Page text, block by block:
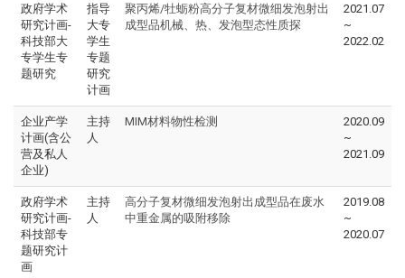
政府学术
研究计画-
科技部大
专学生专
题研究
指导
大专
学生
专题
研究
计画
聚丙烯/牡蛎粉高分子复材微细发泡射出
成型品机械、热、发泡型态性质探
2021.07
~
2022.02
企业产学
计画(含公
营及私人
企业)
主持
人
MIM材料物性检测
2020.09
~
2021.09
政府学术
研究计画-
科技部专
题研究计
画
主持
人
高分子复材微细发泡射出成型品在废水
中重金属的吸附移除
2019.08
~
2020.07